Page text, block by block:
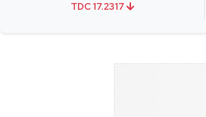
TDC 17.2317